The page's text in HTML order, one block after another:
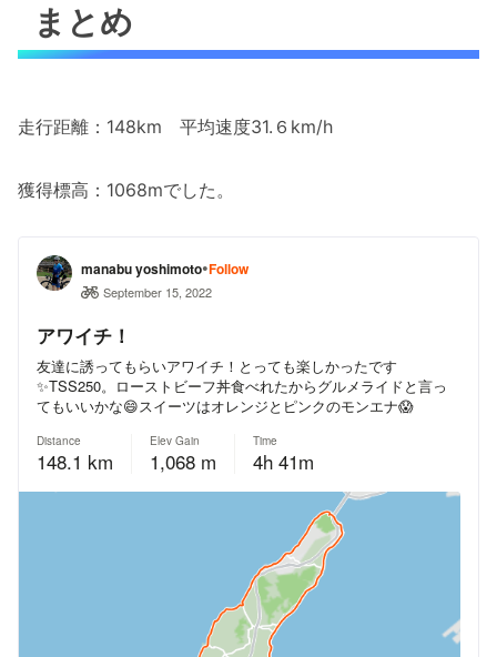
まとめ
走行距離：148km 平均速度31.６km/h
獲得標高：1068mでした。